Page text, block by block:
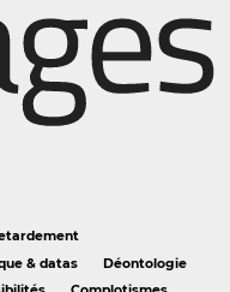
& datas
Déontologie